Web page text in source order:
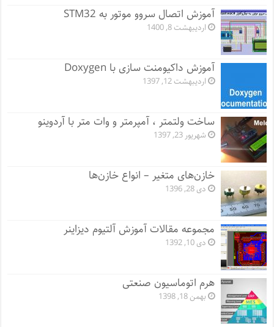
آموزش اتصال سروو موتور به STM32
اردیبهشت 8, 1400
آموزش داکیومنت سازی با Doxygen
اردیبهشت 12, 1397
ساخت ولتمتر ، آمپرمتر و وات متر با آردوینو
شهریور 23, 1397
خازن‌های متغیر – انواع خازن‌ها
دی 28, 1396
مجموعه مقالات آموزش آلتیوم دیزاینر
دی 10, 1392
هرم اتوماسیون صنعتی
بهمن 18, 1398